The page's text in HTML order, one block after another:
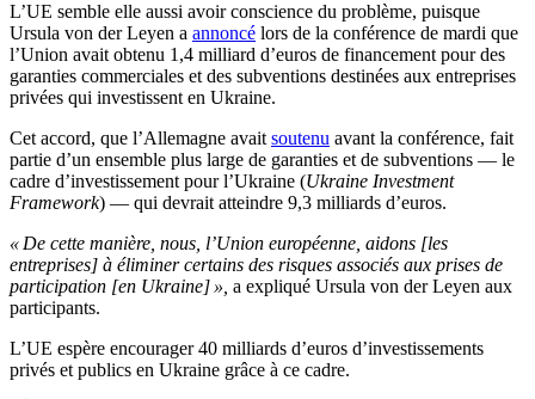
L’UE semble elle aussi avoir conscience du problème, puisque
Ursula von der Leyen a annoncé lors de la conférence de mardi que
l’Union avait obtenu 1,4 milliard d’euros de financement pour des
garanties commerciales et des subventions destinées aux entreprises
privées qui investissent en Ukraine.
Cet accord, que l’Allemagne avait soutenu avant la conférence, fait
partie d’un ensemble plus large de garanties et de subventions — le
cadre d’investissement pour l’Ukraine (Ukraine Investment
Framework) — qui devrait atteindre 9,3 milliards d’euros.
« De cette manière, nous, l’Union européenne, aidons [les
entreprises] à éliminer certains des risques associés aux prises de
participation [en Ukraine] », a expliqué Ursula von der Leyen aux
participants.
L’UE espère encourager 40 milliards d’euros d’investissements
privés et publics en Ukraine grâce à ce cadre.